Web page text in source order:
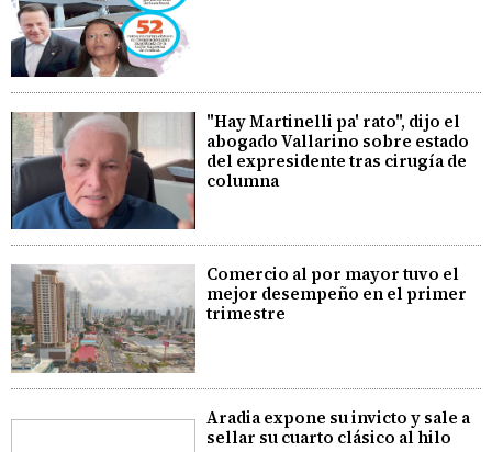
"Hay Martinelli pa' rato", dijo el
abogado Vallarino sobre estado
del expresidente tras cirugía de
columna
Comercio al por mayor tuvo el
mejor desempeño en el primer
trimestre
Aradia expone su invicto y sale a
sellar su cuarto clásico al hilo